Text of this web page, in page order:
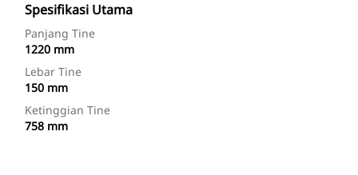
Spesifikasi Utama
Panjang Tine
1220 mm
Lebar Tine
150 mm
Ketinggian Tine
758 mm